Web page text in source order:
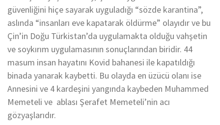
güvenliğini hiçe sayarak uyguladığı “sözde karantina”,
aslında “insanları eve kapatarak öldürme” olayıdır ve bu
Çin’in Doğu Türkistan’da uygulamakta olduğu vahşetin
ve soykırım uygulamasının sonuçlarından biridir. 44
masum insan hayatını Kovid bahanesi ile kapatıldığı
binada yanarak kaybetti. Bu olayda en üzücü olanı ise
Annesini ve 4 kardeşini yangında kaybeden Muhammed
Memeteli ve ablası Şerafet Memeteli’nin acı
gözyaşlarıdır.